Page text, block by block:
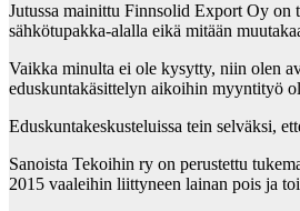
Jutussa mainittu Finnsolid Export Oy on
sähkötupakka-alalla eikä mitään
Vaikka minulta ei ole kysytty, niin olen
eduskuntakäsittelyn aikoihin myyntityö
Eduskuntakeskusteluissa tein selväksi,
Sanoista Tekoihin ry on perustettu
2015 vaaleihin liittyneen lainan pois ja